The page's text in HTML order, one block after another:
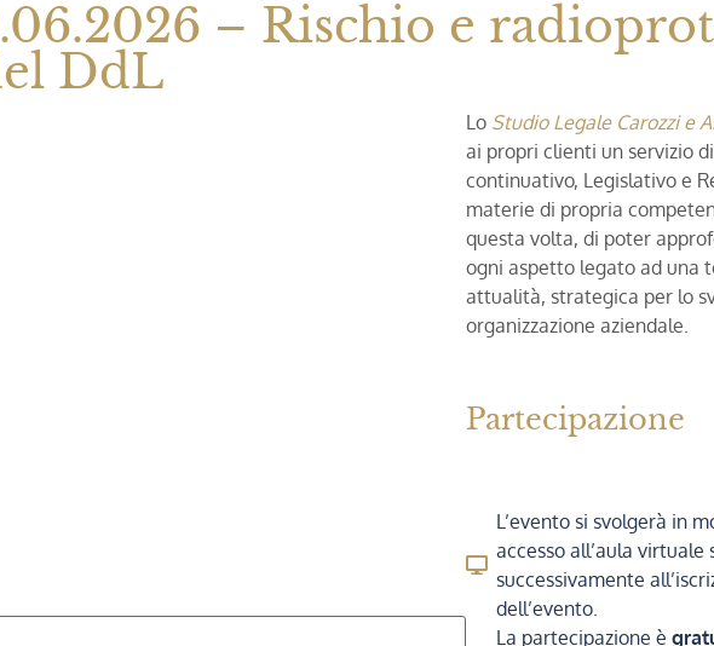
– Rischio e
DdL
Lo Studio Legale Carozzi e
ai propri clienti un servizio
continuativo, Legislativo e
materie di propria
questa volta, di poter
ogni aspetto legato ad una
attualità, strategica per lo
organizzazione aziendale.
Partecipazione
L’evento si svolgerà in
accesso all’aula virtuale
successivamente
dell’evento.
La partecipazione è